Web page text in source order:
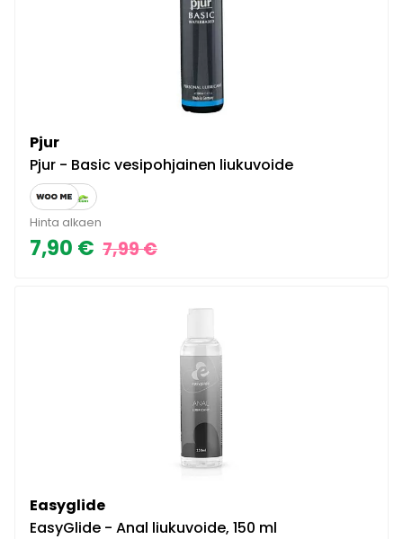
Pjur
Pjur - Basic vesipohjainen liukuvoide
Hinta alkaen
7,90 € 7,99 €
Easyglide
EasyGlide - Anal liukuvoide, 150 ml